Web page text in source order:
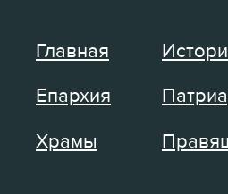
Главная
Епархия
Храмы